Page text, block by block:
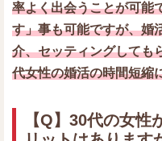
率よく出会うことが可能
す」事も可能ですが、婚
介、セッティングしても
代女性の婚活の時間短縮
【Q】30代の女性